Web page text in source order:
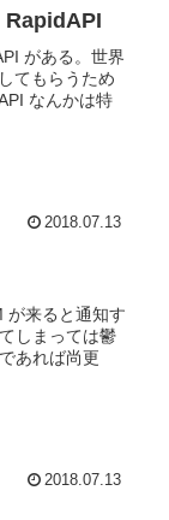
RapidAPI
がある。世界
てもらうため
なんかは特
2018.07.13
が来ると通知す
しまっては鬱
あれば尚更
2018.07.13